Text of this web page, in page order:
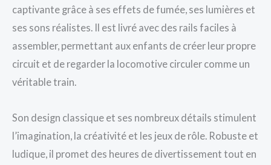
captivante grâce à ses effets de fumée, ses lumières et
ses sons réalistes. Il est livré avec des rails faciles à
assembler, permettant aux enfants de créer leur propre
circuit et de regarder la locomotive circuler comme un
véritable train.
Son design classique et ses nombreux détails stimulent
l’imagination, la créativité et les jeux de rôle. Robuste et
ludique, il promet des heures de divertissement tout en